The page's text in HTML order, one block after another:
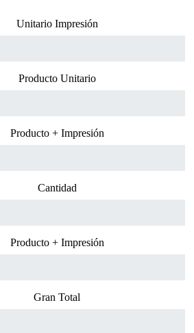
Unitario Impresión
Producto Unitario
Producto + Impresión
Cantidad
Producto + Impresión
Gran Total